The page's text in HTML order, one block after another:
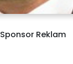
Sponsor Reklam